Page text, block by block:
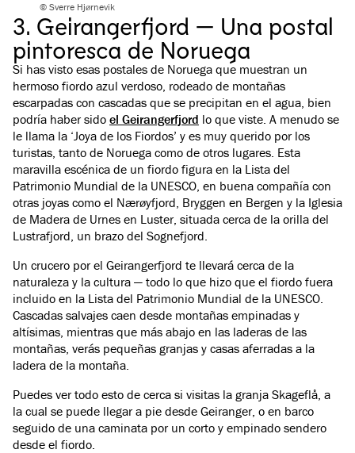
© Sverre Hjørnevik
3. Geirangerfjord — Una postal
pintoresca de Noruega
Si has visto esas postales de Noruega que muestran un
hermoso fiordo azul verdoso, rodeado de montañas
escarpadas con cascadas que se precipitan en el agua, bien
podría haber sido el Geirangerfjord lo que viste. A menudo se
le llama la ‘Joya de los Fiordos’ y es muy querido por los
turistas, tanto de Noruega como de otros lugares. Esta
maravilla escénica de un fiordo figura en la Lista del
Patrimonio Mundial de la UNESCO, en buena compañía con
otras joyas como el Nærøyfjord, Bryggen en Bergen y la Iglesia
de Madera de Urnes en Luster, situada cerca de la orilla del
Lustrafjord, un brazo del Sognefjord.
Un crucero por el Geirangerfjord te llevará cerca de la
naturaleza y la cultura — todo lo que hizo que el fiordo fuera
incluido en la Lista del Patrimonio Mundial de la UNESCO.
Cascadas salvajes caen desde montañas empinadas y
altísimas, mientras que más abajo en las laderas de las
montañas, verás pequeñas granjas y casas aferradas a la
ladera de la montaña.
Puedes ver todo esto de cerca si visitas la granja Skageflå, a
la cual se puede llegar a pie desde Geiranger, o en barco
seguido de una caminata por un corto y empinado sendero
desde el fiordo.